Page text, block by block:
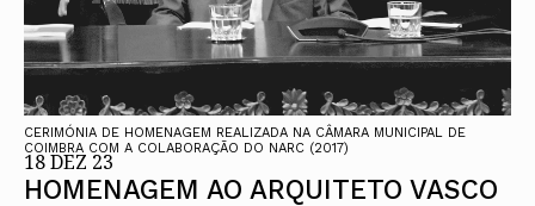
CERIMÓNIA DE HOMENAGEM REALIZADA NA CÂMARA MUNICIPAL DE
COIMBRA COM A COLABORAÇÃO DO NARC (2017)
18 DEZ 23
HOMENAGEM AO ARQUITETO VASCO